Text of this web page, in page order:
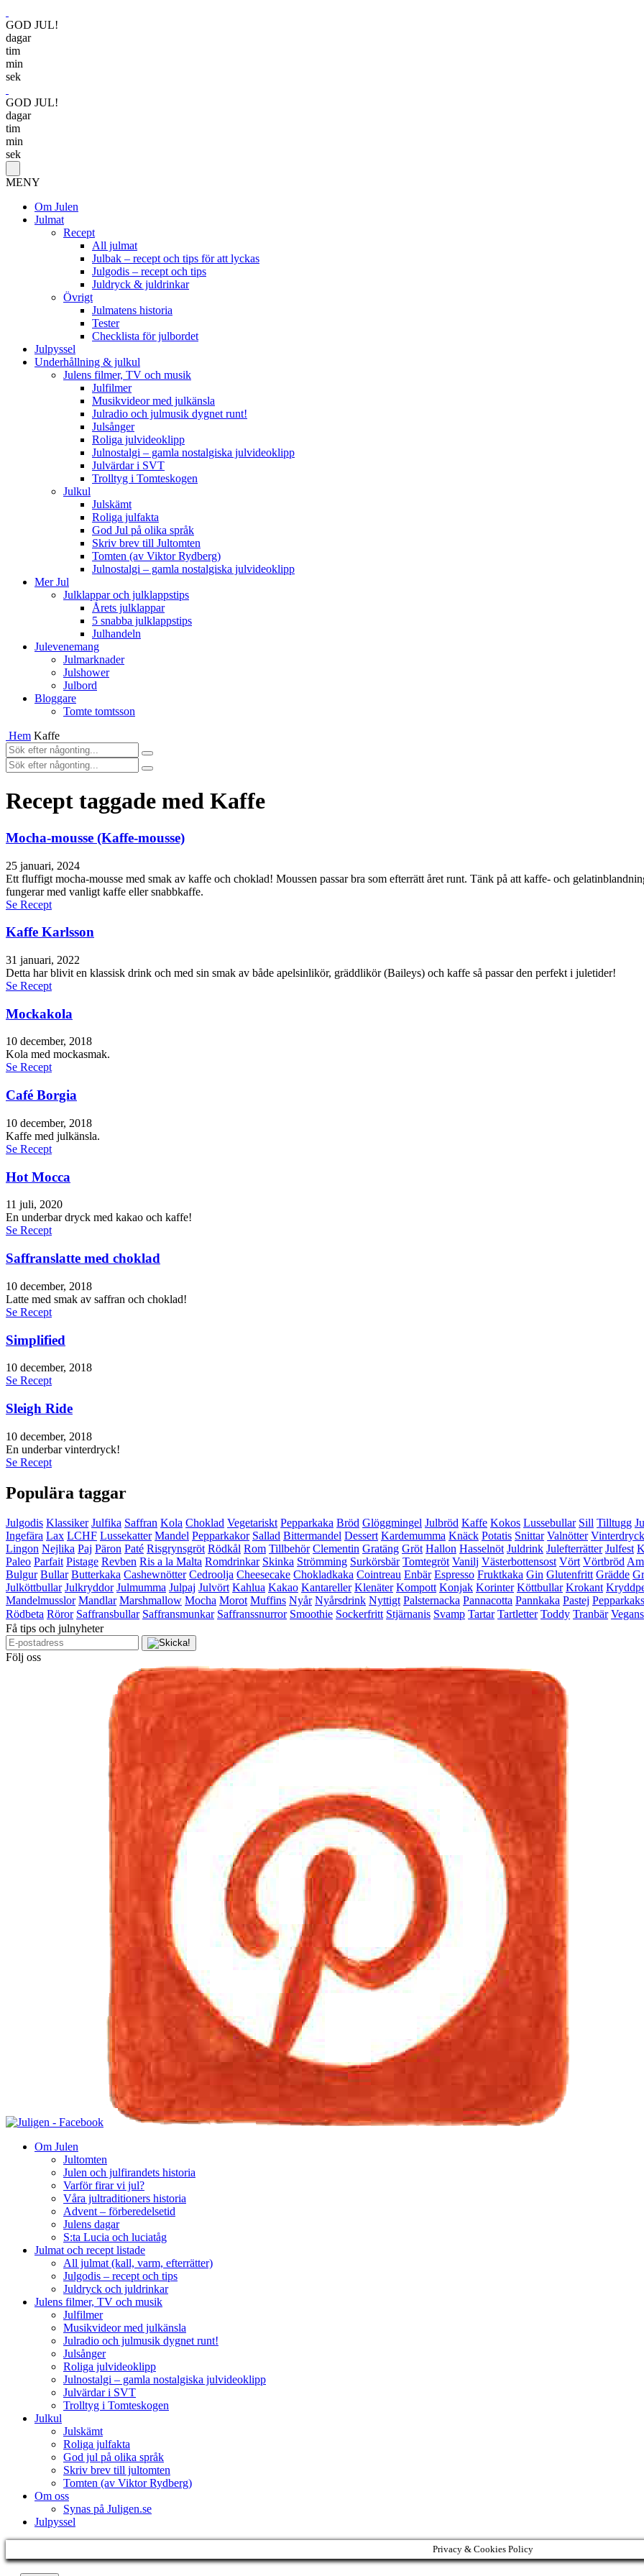
GOD JUL!
dagar
tim
min
sek
GOD JUL!
dagar
tim
min
sek
MENY
Om Julen
Julmat
Recept
All julmat
Julbak – recept och tips för att lyckas
Julgodis – recept och tips
Juldryck & juldrinkar
Övrigt
Julmatens historia
Tester
Checklista för julbordet
Julpyssel
Underhållning & julkul
Julens filmer, TV och musik
Julfilmer
Musikvideor med julkänsla
Julradio och julmusik dygnet runt!
Julsånger
Roliga julvideoklipp
Julnostalgi – gamla nostalgiska julvideoklipp
Julvärdar i SVT
Trolltyg i Tomteskogen
Julkul
Julskämt
Roliga julfakta
God Jul på olika språk
Skriv brev till Jultomten
Tomten (av Viktor Rydberg)
Julnostalgi – gamla nostalgiska julvideoklipp
Mer Jul
Julklappar och julklappstips
Årets julklappar
5 snabba julklappstips
Julhandeln
Julevenemang
Julmarknader
Julshower
Julbord
Bloggare
Tomte tomtsson
Hem Kaffe
Recept taggade med Kaffe
Mocha-mousse (Kaffe-mousse)
25 januari, 2024
Ett fluffigt mocha-mousse med smak av kaffe och choklad! Moussen passar bra som efterrätt året runt. Tänk på att kaffe- och
fungerar med vanligt kaffe eller snabbkaffe.
Se Recept
Kaffe Karlsson
31 januari, 2022
Detta har blivit en klassisk drink och med sin smak av både apelsinlikör, gräddlikör (Baileys) och kaffe så passar den perfekt i juletider!
Se Recept
Mockakola
10 december, 2018
Kola med mockasmak.
Se Recept
Café Borgia
10 december, 2018
Kaffe med julkänsla.
Se Recept
Hot Mocca
11 juli, 2020
En underbar dryck med kakao och kaffe!
Se Recept
Saffranslatte med choklad
10 december, 2018
Latte med smak av saffran och choklad!
Se Recept
Simplified
10 december, 2018
Se Recept
Sleigh Ride
10 december, 2018
En underbar vinterdryck!
Se Recept
Populära taggar
Julgodis Klassiker Julfika Saffran Kola Choklad Vegetariskt Pepparkaka Bröd Glöggmingel Julbröd Kaffe Kokos Lussebullar Sill Tilltugg
Ingefära Lax LCHF Lussekatter Mandel Pepparkakor Sallad Bittermandel Dessert Kardemumma Knäck Potatis Snittar Valnötter Vinterdryck
Lingon Nejlika Paj Päron Paté Risgrynsgröt Rödkål Rom Tillbehör Clementin Gratäng Gröt Hallon Hasselnöt Juldrink Julefterrätter Julfest
Paleo Parfait Pistage Revben Ris a la Malta Romdrinkar Skinka Strömming Surkörsbär Tomtegröt Vanilj Västerbottensost Vört Vörtbröd
Bulgur Bullar Butterkaka Cashewnötter Cedroolja Cheesecake Chokladkaka Cointreau Enbär Espresso Fruktkaka Gin Glutenfritt Grädde
Julköttbullar Julkryddor Julmumma Julpaj Julvört Kahlua Kakao Kantareller Klenäter Kompott Konjak Korinter Köttbullar Krokant
Mandelmusslor Mandlar Marshmallow Mocha Morot Muffins Nyår Nyårsdrink Nyttigt Palsternacka Pannacotta Pannkaka Pastej
Rödbeta Röror Saffransbullar Saffransmunkar Saffranssnurror Smoothie Sockerfritt Stjärnanis Svamp Tartar Tartletter Toddy Tranbär
Få tips och julnyheter
Följ oss
Om Julen
Jultomten
Julen och julfirandets historia
Varför firar vi jul?
Våra jultraditioners historia
Advent – förberedelsetid
Julens dagar
S:ta Lucia och luciatåg
Julmat och recept listade
All julmat (kall, varm, efterrätter)
Julgodis – recept och tips
Juldryck och juldrinkar
Julens filmer, TV och musik
Julfilmer
Musikvideor med julkänsla
Julradio och julmusik dygnet runt!
Julsånger
Roliga julvideoklipp
Julnostalgi – gamla nostalgiska julvideoklipp
Julvärdar i SVT
Trolltyg i Tomteskogen
Julkul
Julskämt
Roliga julfakta
God jul på olika språk
Skriv brev till jultomten
Tomten (av Viktor Rydberg)
Om oss
Synas på Juligen.se
Julpyssel
Privacy & Cookies Policy